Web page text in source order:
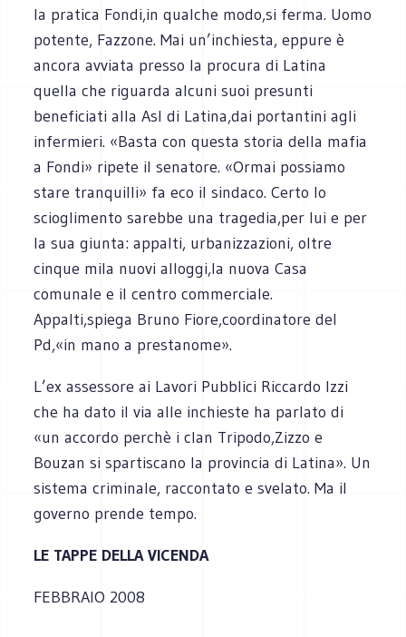
la pratica Fondi,in qualche modo,si ferma. Uomo
potente, Fazzone. Mai un’inchiesta, eppure è
ancora avviata presso la procura di Latina
quella che riguarda alcuni suoi presunti
beneficiati alla Asl di Latina,dai portantini agli
infermieri. «Basta con questa storia della mafia
a Fondi» ripete il senatore. «Ormai possiamo
stare tranquilli» fa eco il sindaco. Certo lo
scioglimento sarebbe una tragedia,per lui e per
la sua giunta: appalti, urbanizzazioni, oltre
cinque mila nuovi alloggi,la nuova Casa
comunale e il centro commerciale.
Appalti,spiega Bruno Fiore,coordinatore del
Pd,«in mano a prestanome».
L’ex assessore ai Lavori Pubblici Riccardo Izzi
che ha dato il via alle inchieste ha parlato di
«un accordo perchè i clan Tripodo,Zizzo e
Bouzan si spartiscano la provincia di Latina». Un
sistema criminale, raccontato e svelato. Ma il
governo prende tempo.
LE TAPPE DELLA VICENDA
FEBBRAIO 2008